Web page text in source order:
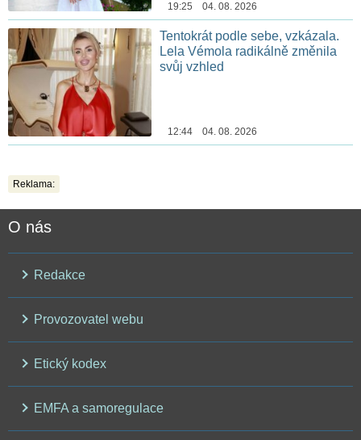
19:25 04. 08. 2026
Tentokrát podle sebe, vzkázala.
Lela Vémola radikálně změnila
svůj vzhled
12:44 04. 08. 2026
Reklama:
O nás
Redakce
Provozovatel webu
Etický kodex
EMFA a samoregulace